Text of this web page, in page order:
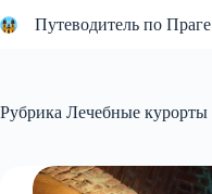
к
Путеводитель по Праге
Рубрика Лечебные курорты